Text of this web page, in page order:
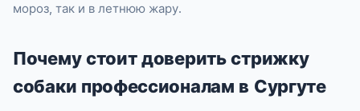
мороз, так и в летнюю жару.
Почему стоит доверить стрижку
собаки профессионалам в Сургуте